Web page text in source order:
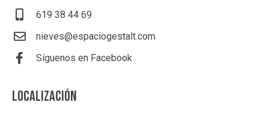
619 38 44 69
nieves@espaciogestalt.com
Síguenos en Facebook
LOCALIZACIÓN